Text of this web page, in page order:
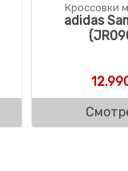
Кроссовки
adidas